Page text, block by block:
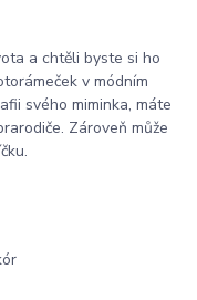
a chtěli byste si ho
v módním
svého miminka, máte
Zároveň může